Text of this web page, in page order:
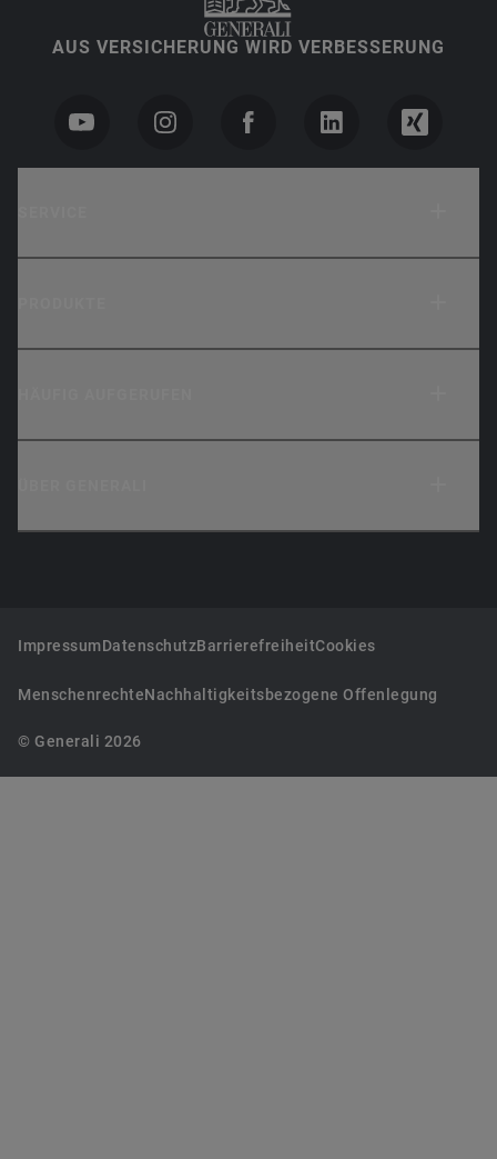
AUS VERSICHERUNG WIRD VERBESSERUNG
ImpressumDatenschutzBarrierefreiheitCookies
MenschenrechteNachhaltigkeitsbezogene Offenlegung
© Generali 2026